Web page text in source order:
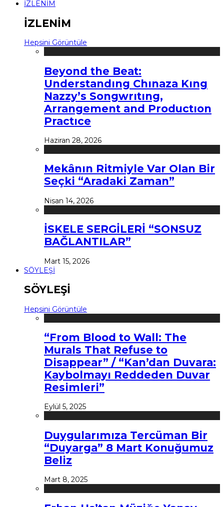
İZLENİM
İZLENİM
Hepsini Görüntüle
Beyond the Beat:
Understandıng Chınaza Kıng
Nazzy’s Songwrıtıng,
Arrangement and Productıon
Practıce
Haziran 28, 2026
Mekânın Ritmiyle Var Olan Bir
Seçki “Aradaki Zaman”
Nisan 14, 2026
İSKELE SERGİLERİ “SONSUZ
BAĞLANTILAR”
Mart 15, 2026
SÖYLEŞİ
SÖYLEŞİ
Hepsini Görüntüle
“From Blood to Wall: The
Murals That Refuse to
Disappear” / “Kan’dan Duvara:
Kaybolmayı Reddeden Duvar
Resimleri”
Eylül 5, 2025
Duygularımıza Tercüman Bir
“Duyarga” 8 Mart Konuğumuz
Beliz
Mart 8, 2025